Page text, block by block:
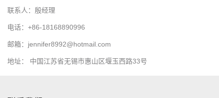
联系人：殷经理
电话：+86-18168890996
邮箱：jennifer8992@hotmail.com
地址： 中国江苏省无锡市惠山区堰玉西路33号